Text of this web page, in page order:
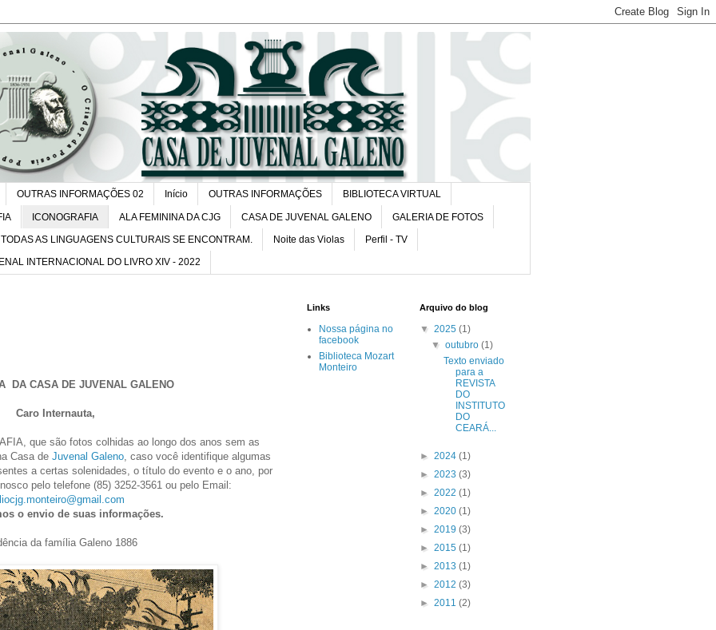
OUTRAS INFORMAÇÕES 02 Início OUTRAS INFORMAÇÕES BIBLIOTECA VIRTUAL
ICONOGRAFIA ALA FEMININA DA CJG CASA DE JUVENAL GALENO GALERIA DE FOTOS
AS LINGUAGENS CULTURAIS SE ENCONTRAM. Noite das Violas Perfil - TV
INTERNACIONAL DO LIVRO XIV - 2022
DA CASA DE JUVENAL GALENO
Caro Internauta,
que são fotos colhidas ao longo dos anos sem as
Casa de Juvenal Galeno, caso você identifique algumas
a certas solenidades, o título do evento e o ano, por
pelo telefone (85) 3252-3561 ou pelo Email:
o envio de suas informações.
da família Galeno 1886
Links
Nossa página no
facebook
Biblioteca Mozart
Monteiro
Arquivo do blog
▼ 2025 (1)
▼outubro(1)
Texto enviado
para a
REVISTA
DO
INSTITUTO
DO
CEARÁ...
► 2024 (1)
► 2023 (3)
► 2022 (1)
► 2020 (1)
► 2019 (3)
► 2015 (1)
► 2013 (1)
► 2012 (3)
► 2011 (2)